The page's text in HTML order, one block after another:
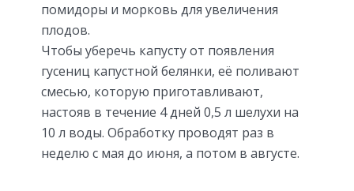
помидоры и морковь для увеличения
плодов.
Чтобы уберечь капусту от появления
гусениц капустной белянки, её поливают
смесью, которую приготавливают,
настояв в течение 4 дней 0,5 л шелухи на
10 л воды. Обработку проводят раз в
неделю с мая до июня, а потом в августе.